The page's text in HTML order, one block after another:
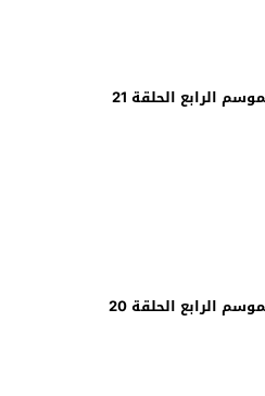
الرابع الحلقة 21
الرابع الحلقة 20